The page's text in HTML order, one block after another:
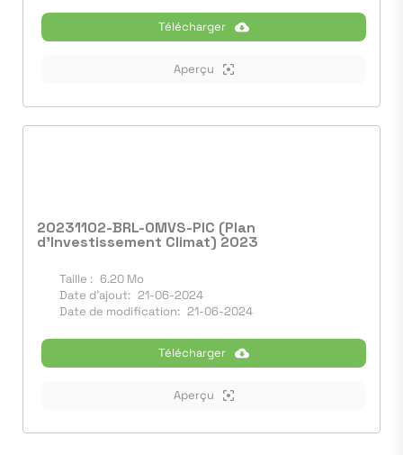
Télécharger
Aperçu
20231102-BRL-OMVS-PIC (Plan
d'Investissement Climat) 2023
Taille : 6.20 Mo
Date d'ajout: 21-06-2024
Date de modification: 21-06-2024
Télécharger
Aperçu